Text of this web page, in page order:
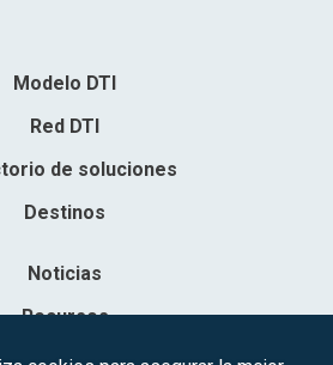
Modelo DTI
Red DTI
de soluciones
Destinos
Noticias
Recursos
Contacto